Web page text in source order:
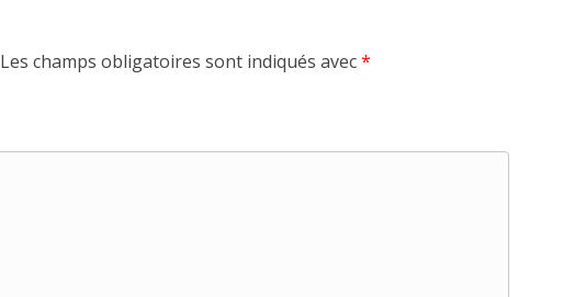
Les champs obligatoires sont indiqués avec*